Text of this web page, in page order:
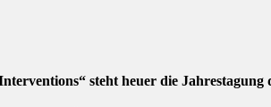
steht heuer die